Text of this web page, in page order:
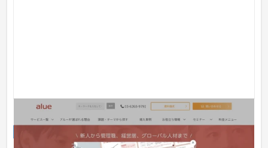
アルー株式会社 コーポレートサイト
人材